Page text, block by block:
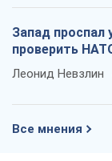
Запад проспал
проверить
Леонид Невзлин
Все мнения